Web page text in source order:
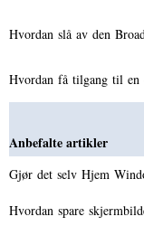
Hvordan slå av den
Hvordan få tilgang til en
Anbefalte artikler
Gjør det selv Hjem
Hvordan spare